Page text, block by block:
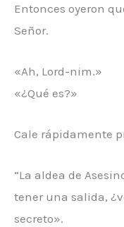
Entonces oyeron
Señor.
«Ah, Lord-nim.»
«¿Qué es?»
Cale rápidamente
“La aldea de
tener una salida,
secreto».